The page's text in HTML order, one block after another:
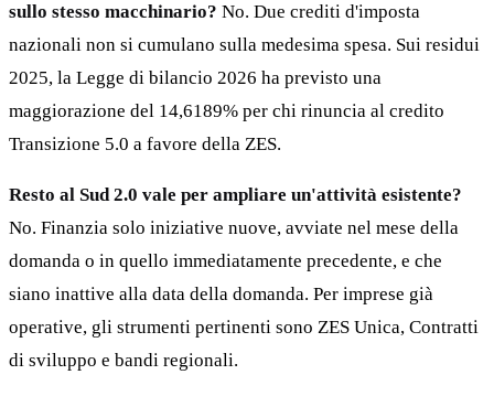
sullo stesso macchinario? No. Due crediti d'imposta
nazionali non si cumulano sulla medesima spesa. Sui residui
2025, la Legge di bilancio 2026 ha previsto una
maggiorazione del 14,6189% per chi rinuncia al credito
Transizione 5.0 a favore della ZES.
Resto al Sud 2.0 vale per ampliare un'attività esistente?
No. Finanzia solo iniziative nuove, avviate nel mese della
domanda o in quello immediatamente precedente, e che
siano inattive alla data della domanda. Per imprese già
operative, gli strumenti pertinenti sono ZES Unica, Contratti
di sviluppo e bandi regionali.